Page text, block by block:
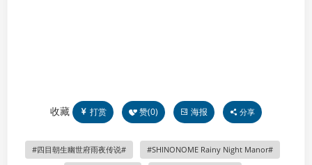
收藏 打赏 赞(0) 海报 分享
四目朝生幽世府雨夜传说 SHINONOME Rainy Night Manor